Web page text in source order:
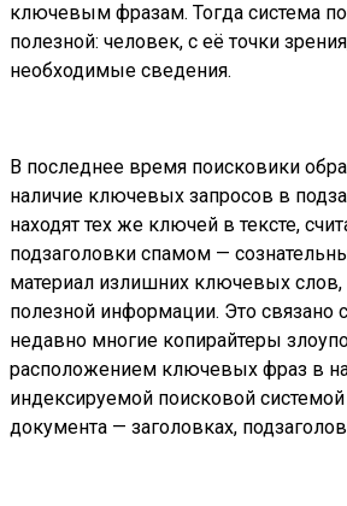
ключевым фразам. Тогда система
полезной: человек, с её точки
необходимые сведения.
В последнее время поисковики
наличие ключевых запросов в
находят тех же ключей в тексте,
подзаголовки спамом —
материал излишних ключевых слов,
полезной информации. Это связано
недавно многие копирайтеры
расположением ключевых фраз в
индексируемой поисковой системой
документа — заголовках,